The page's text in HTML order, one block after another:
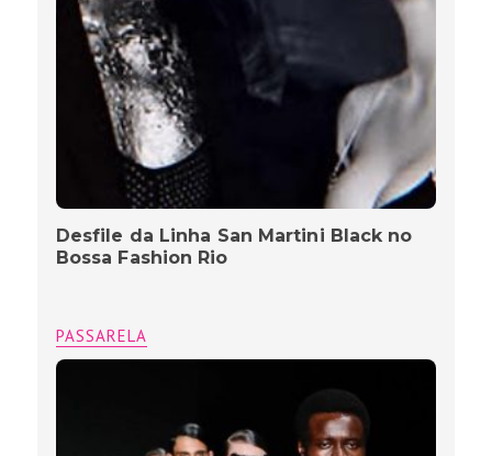
Desfile da Linha San Martini Black no
Bossa Fashion Rio
PASSARELA